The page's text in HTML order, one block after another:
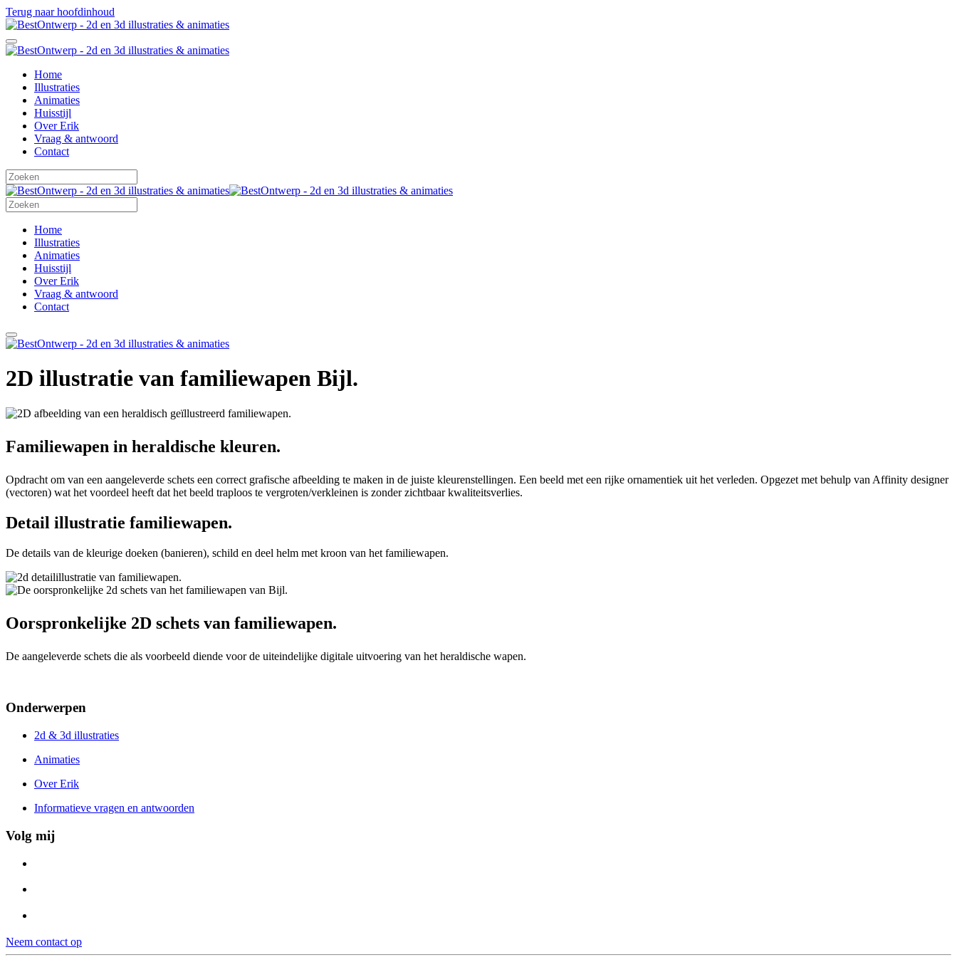
Terug naar hoofdinhoud
Home
Illustraties
Animaties
Huisstijl
Over Erik
Vraag & antwoord
Contact
Home
Illustraties
Animaties
Huisstijl
Over Erik
Vraag & antwoord
Contact
2D illustratie van familiewapen Bijl.
Familiewapen in heraldische kleuren.
Opdracht om van een aangeleverde schets een correct grafische afbeelding te maken in de juiste kleurenstellingen. Een beeld met een rijke ornamentiek uit het verleden. Opgezet met behulp van Affinity designer
(vectoren) wat het voordeel heeft dat het beeld traploos te vergroten/verkleinen is zonder zichtbaar kwaliteitsverlies.
Detail illustratie familiewapen.
De details van de kleurige doeken (banieren), schild en deel helm met kroon van het familiewapen.
Oorspronkelijke 2D schets van familiewapen.
De aangeleverde schets die als voorbeeld diende voor de uiteindelijke digitale uitvoering van het heraldische wapen.
Onderwerpen
2d & 3d illustraties
Animaties
Over Erik
Informatieve vragen en antwoorden
Volg mij
Neem contact op